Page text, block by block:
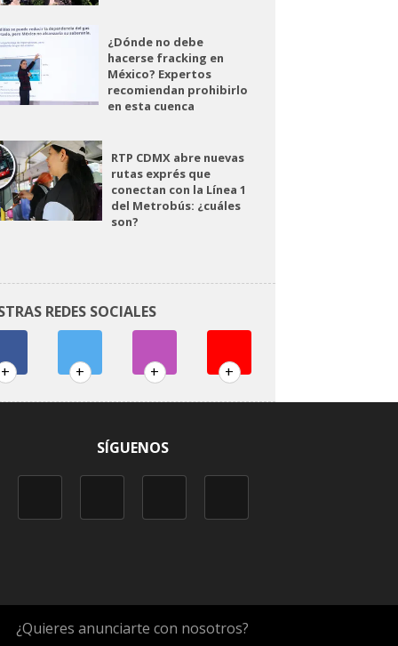
¿Dónde no debe
hacerse fracking en
México? Expertos
recomiendan prohibirlo
en esta cuenca
RTP CDMX abre nuevas
rutas exprés que
conectan con la Línea 1
del Metrobús: ¿cuáles
son?
REDES SOCIALES
+ + + +
SÍGUENOS
¿Quieres anunciarte con nosotros?